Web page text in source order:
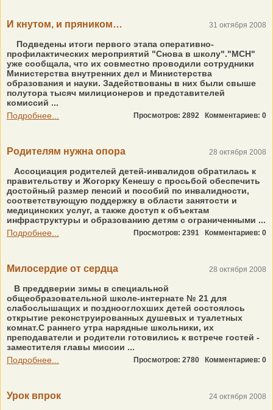
И кнутом, и пряником… 31 октября 2008
Подведены итоги первого этапа оперативно-
профилактических мероприятий "Снова в школу"."МСН"
уже сообщала, что их совместно проводили сотрудники
Министерства внутренних дел и Министерства
образования и науки. Задействованы в них были свыше
полутора тысяч милиционеров и представителей
комиссий ...
Подробнее...
Просмотров: 2892 Комментариев: 0
Родителям нужна опора 28 октября 2008
Ассоциация родителей детей-инвалидов обратилась к
правительству и Жогорку Кенешу с просьбой обеспечить
достойный размер пенсий и пособий по инвалидности,
соответствующую поддержку в области занятости и
медицинских услуг, а также доступ к объектам
инфраструктуры и образованию детям с ограниченными ...
Подробнее...
Просмотров: 2391 Комментариев: 0
Милосердие от сердца 28 октября 2008
В преддверии зимы в специальной
общеобразовательной школе-интернате № 21 для
слабослышащих и позднооглохших детей состоялось
открытие реконструированных душевых и туалетных
комнат.С раннего утра нарядные школьники, их
преподаватели и родители готовились к встрече гостей -
заместителя главы миссии ...
Подробнее...
Просмотров: 2780 Комментариев: 0
Урок впрок 24 октября 2008